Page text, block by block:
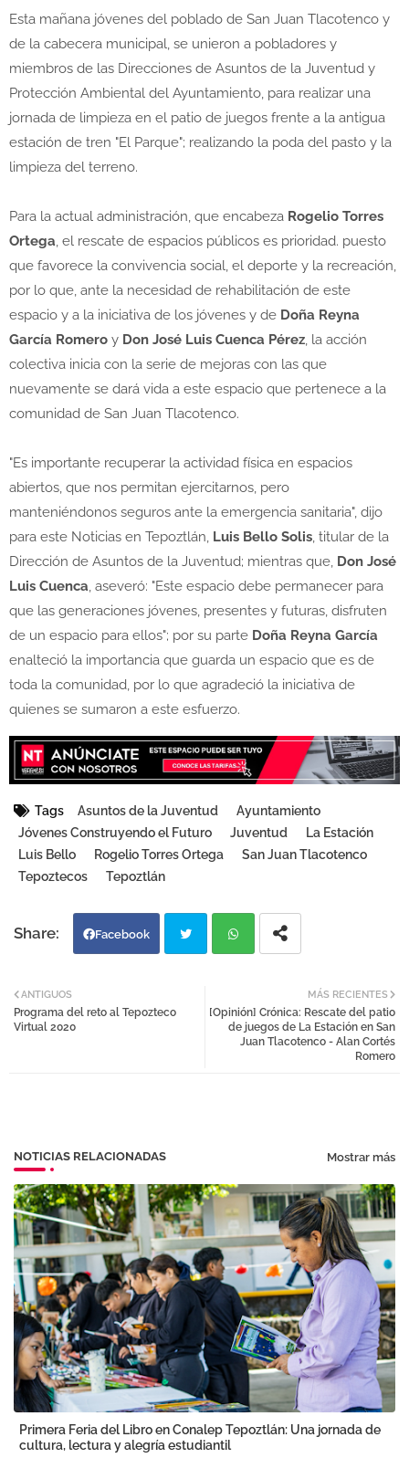
Esta mañana jóvenes del poblado de San Juan Tlacotenco y
de la cabecera municipal, se unieron a pobladores y
miembros de las Direcciones de Asuntos de la Juventud y
Protección Ambiental del Ayuntamiento, para realizar una
jornada de limpieza en el patio de juegos frente a la antigua
estación de tren "El Parque"; realizando la poda del pasto y la
limpieza del terreno.
Para la actual administración, que encabeza Rogelio Torres
Ortega, el rescate de espacios públicos es prioridad. puesto
que favorece la convivencia social, el deporte y la recreación,
por lo que, ante la necesidad de rehabilitación de este
espacio y a la iniciativa de los jóvenes y de Doña Reyna
García Romero y Don José Luis Cuenca Pérez, la acción
colectiva inicia con la serie de mejoras con las que
nuevamente se dará vida a este espacio que pertenece a la
comunidad de San Juan Tlacotenco.
"Es importante recuperar la actividad física en espacios
abiertos, que nos permitan ejercitarnos, pero
manteniéndonos seguros ante la emergencia sanitaria", dijo
para este Noticias en Tepoztlán, Luis Bello Solis, titular de la
Dirección de Asuntos de la Juventud; mientras que, Don José
Luis Cuenca, aseveró: "Este espacio debe permanecer para
que las generaciones jóvenes, presentes y futuras, disfruten
de un espacio para ellos"; por su parte Doña Reyna García
enalteció la importancia que guarda un espacio que es de
toda la comunidad, por lo que agradeció la iniciativa de
quienes se sumaron a este esfuerzo.
Tags Asuntos de la Juventud
Ayuntamiento
Jóvenes Construyendo el Futuro
Juventud
La Estación
Luis Bello
Rogelio Torres Ortega
San Juan Tlacotenco
Tepoztecos
Tepoztlán
Facebook
tter atsa
MÁS RECIENTES
[Opinión] Crónica: Rescate del patio
de juegos de La Estación en San
Juan Tlacotenco - Alan Cortés
Romero
ANTIGUOS
Programa del reto al Tepozteco
Virtual 2020
NOTICIAS RELACIONADAS Mostrar más
Primera Feria del Libro en Conalep Tepoztlán: Una jornada de
cultura, lectura y alegría estudiantil